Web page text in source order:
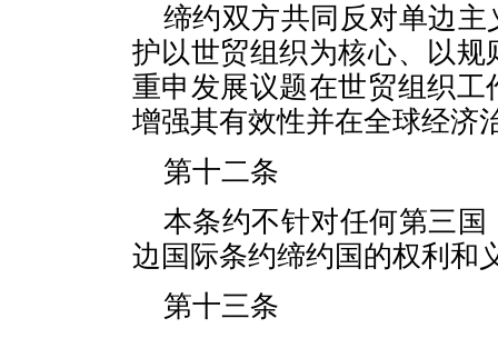
缔约双方共同反对单边
护以世贸组织为核心、以
重申发展议题在世贸组织
增强其有效性并在全球经济
第十二条
本条约不针对任何第三
边国际条约缔约国的权利和
第十三条